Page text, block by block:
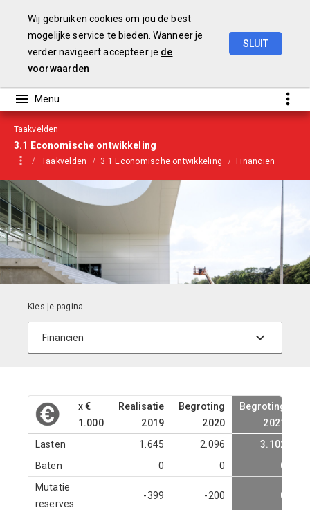
Taakvelden
3.1 Economische ontwikkeling
Taakvelden 3.1 Economische ontwikkeling Financiën
x €
1.000
Realisatie
2019
Begroting
2020
Begroting
2021
Lasten 1.645 2.096
3.102
Baten
0 0
0
Mutatie
reserves
-399 -200 0
Wij gebruiken cookies om jou de best
mogelijke service te bieden. Wanneer je
verder navigeert accepteer je de
voorwaarden
SLUIT